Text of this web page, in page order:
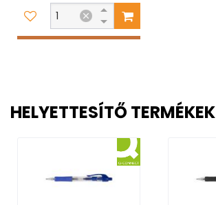
HELYETTESÍTŐ TERMÉKEK